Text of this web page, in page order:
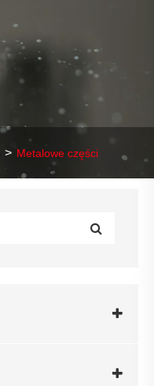
Metalowe części